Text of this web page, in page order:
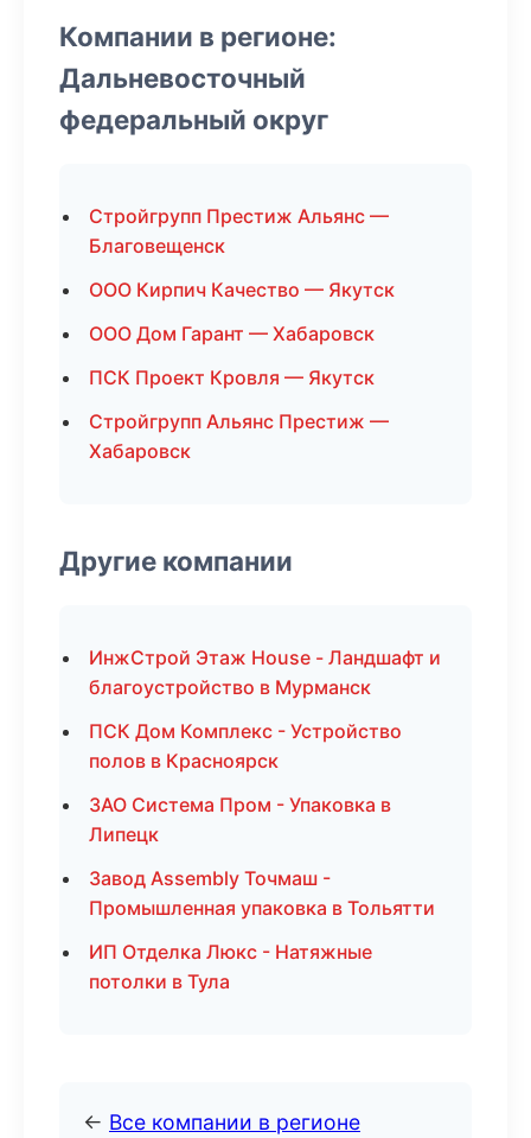
Компании в регионе:
Дальневосточный
федеральный округ
Стройгрупп Престиж Альянс —
Благовещенск
ООО Кирпич Качество — Якутск
ООО Дом Гарант — Хабаровск
ПСК Проект Кровля — Якутск
Стройгрупп Альянс Престиж —
Хабаровск
Другие компании
ИнжСтрой Этаж House - Ландшафт и
благоустройство в Мурманск
ПСК Дом Комплекс - Устройство
полов в Красноярск
ЗАО Система Пром - Упаковка в
Липецк
Завод Assembly Точмаш -
Промышленная упаковка в Тольятти
ИП Отделка Люкс - Натяжные
потолки в Тула
← Все компании в регионе